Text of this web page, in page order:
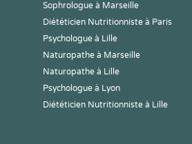
Sophrologue à Marseille
Diététicien Nutritionniste à Paris
Psychologue à Lille
Naturopathe à Marseille
Naturopathe à Lille
Psychologue à Lyon
Diététicien Nutritionniste à Lille